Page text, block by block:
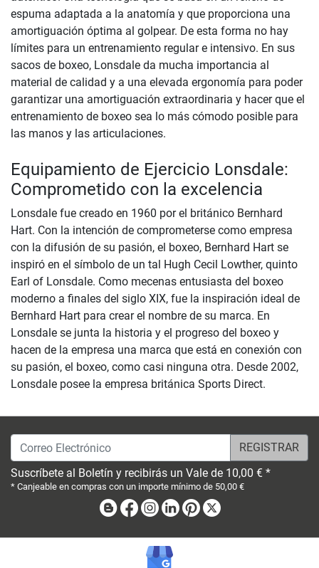
espuma adaptada a la anatomía y que proporciona una
amortiguación óptima al golpear. De esta forma no hay
límites para un entrenamiento regular e intensivo. En sus
sacos de boxeo, Lonsdale da mucha importancia al
material de calidad y a una elevada ergonomía para poder
garantizar una amortiguación extraordinaria y hacer que el
entrenamiento de boxeo sea lo más cómodo posible para
las manos y las articulaciones.
Equipamiento de Ejercicio Lonsdale:
Comprometido con la excelencia
Lonsdale fue creado en 1960 por el británico Bernhard
Hart. Con la intención de comprometerse como empresa
con la difusión de su pasión, el boxeo, Bernhard Hart se
inspiró en el símbolo de un tal Hugh Cecil Lowther, quinto
Earl of Lonsdale. Como mecenas entusiasta del boxeo
moderno a finales del siglo XIX, fue la inspiración ideal de
Bernhard Hart para crear el nombre de su marca. En
Lonsdale se junta la historia y el progreso del boxeo y
hacen de la empresa una marca que está en conexión con
su pasión, el boxeo, como casi ninguna otra. Desde 2002,
Lonsdale posee la empresa británica Sports Direct.
Correo Electrónico
Suscríbete al Boletín y recibirás un Vale de 10,00 € *
* Canjeable en compras con un importe mínimo de 50,00 €
BlogFacebook
Instagram
LinkedinPinterest